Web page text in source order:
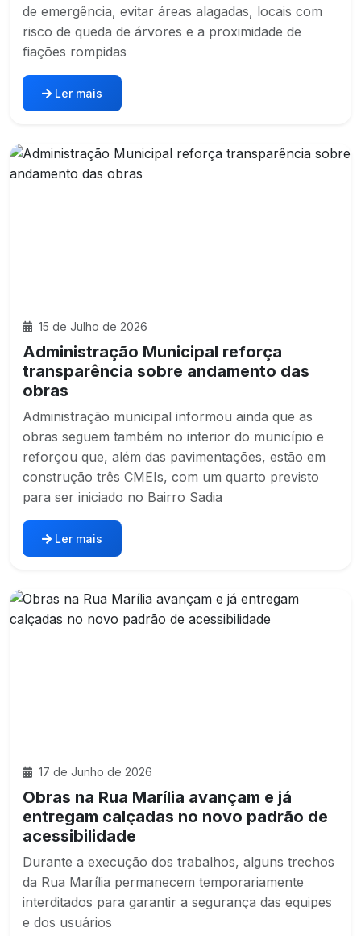
de emergência, evitar áreas alagadas, locais com
risco de queda de árvores e a proximidade de
fiações rompidas
Ler mais
15 de Julho de 2026
Administração Municipal reforça
transparência sobre andamento das
obras
Administração municipal informou ainda que as
obras seguem também no interior do município e
reforçou que, além das pavimentações, estão em
construção três CMEIs, com um quarto previsto
para ser iniciado no Bairro Sadia
Ler mais
17 de Junho de 2026
Obras na Rua Marília avançam e já
entregam calçadas no novo padrão de
acessibilidade
Durante a execução dos trabalhos, alguns trechos
da Rua Marília permanecem temporariamente
interditados para garantir a segurança das equipes
e dos usuários